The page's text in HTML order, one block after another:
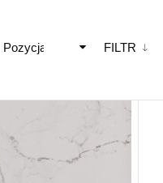
Pozycja FILTR